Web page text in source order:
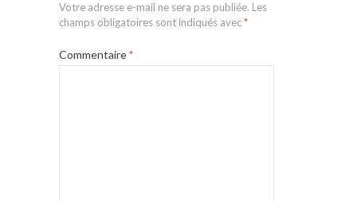
Votre adresse e-mail ne sera pas publiée. Les
champs obligatoires sont indiqués avec*
Commentaire*